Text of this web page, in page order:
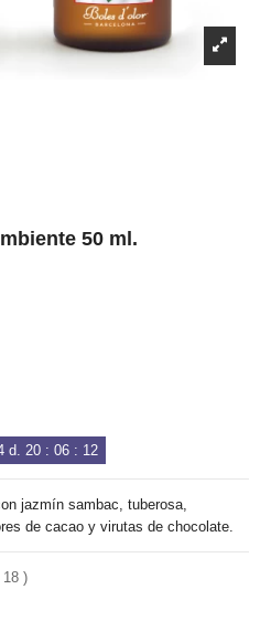
50 ml.
d. 20: 06: 12
jazmín sambac, tuberosa,
de cacao y virutas de chocolate.
18 )